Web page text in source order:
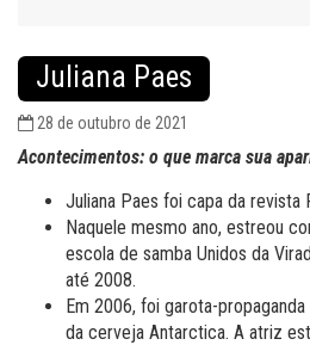
Juliana Paes
28 de outubro de 2021
Acontecimentos: o que marca sua
Juliana Paes foi capa da revista
Naquele mesmo ano, estreou
escola de samba Unidos da
até 2008.
Em 2006, foi garota-propaganda
da cerveja Antarctica. A atriz